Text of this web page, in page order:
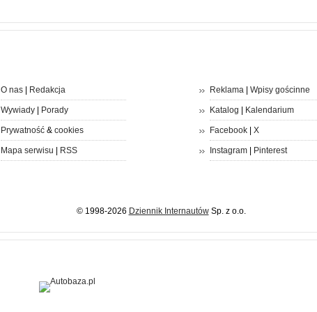
O nas| Redakcja
Wywiady| Porady
Prywatność& cookies
Mapa serwisu RSS
Reklama| Wpisy gościnne
Katalog Kalendarium
Facebook| X
Instagram| Pinterest
© 1998-2026 Dziennik InternautówSp. z o.o.